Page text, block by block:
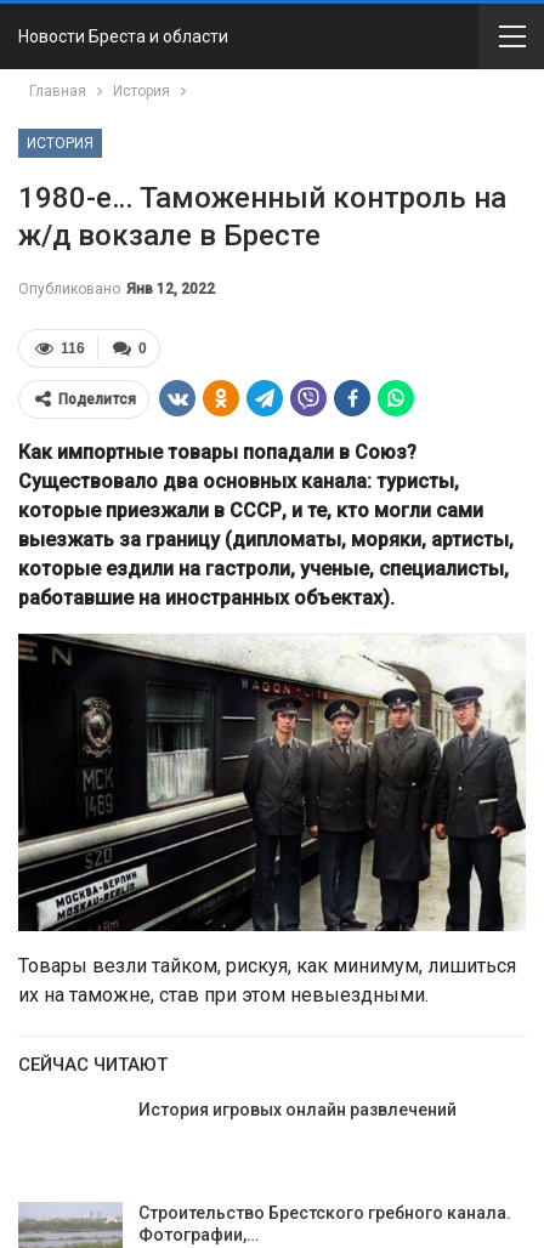
Новости Бреста и области
Главная История
ИСТОРИЯ
1980-е… Таможенный контроль на
ж/д вокзале в Бресте
Опубликовано Янв 12, 2022
0
116
Поделится
Как импортные товары попадали в Союз?
Существовало два основных канала: туристы,
которые приезжали в СССР, и те, кто могли сами
выезжать за границу (дипломаты, моряки, артисты,
которые ездили на гастроли, ученые, специалисты,
работавшие на иностранных объектах).
Товары везли тайком, рискуя, как минимум, лишиться
их на таможне, став при этом невыездными.
СЕЙЧАС ЧИТАЮТ
История игровых онлайн развлечений
Строительство Брестского гребного канала.
Фотографии,…